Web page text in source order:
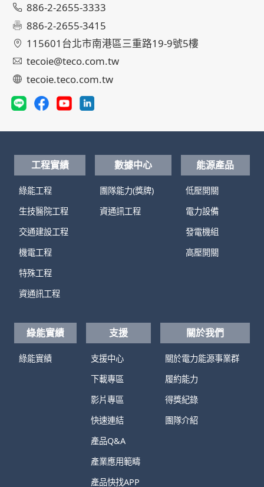
886-2-2655-3333
886-2-2655-3415
115601台北市南港區三重路19-9號5樓
tecoie@teco.com.tw
tecoie.teco.com.tw
工程實績
綠能工程
生技醫院工程
交通建設工程
機電工程
特殊工程
資通訊工程
數據中心
團隊能力(獎牌)
資通訊工程
能源產品
低壓開關
電力設備
發電機組
高壓開關
綠能實績
綠能實績
支援
支援中心
下載專區
影片專區
快速連結
產品Q&A
產業應用範疇
產品快找APP
關於我們
關於電力能源事業群
履約能力
得獎紀錄
團隊介紹